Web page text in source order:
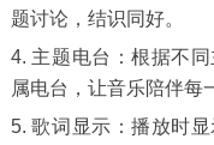
题讨论，结识同好。
4. 主题电台：根据不
属电台，让音乐陪伴每
5. 歌词显示：播放时